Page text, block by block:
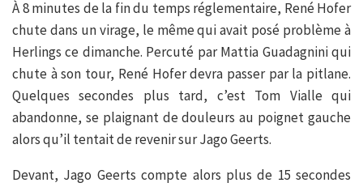
À 8 minutes de la fin du temps réglementaire, René Hofer
chute dans un virage, le même qui avait posé problème à
Herlings ce dimanche. Percuté par Mattia Guadagnini qui
chute à son tour, René Hofer devra passer par la pitlane.
Quelques secondes plus tard, c’est Tom Vialle qui
abandonne, se plaignant de douleurs au poignet gauche
alors qu’il tentait de revenir sur Jago Geerts.
Devant, Jago Geerts compte alors plus de 15 secondes